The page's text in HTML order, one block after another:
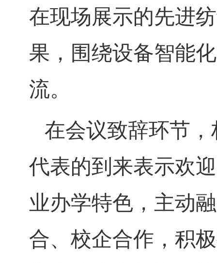
在现场展示的先进
果，围绕设备智能
流。
在会议致辞环节
代表的到来表示欢
业办学特色，主动
合、校企合作，积